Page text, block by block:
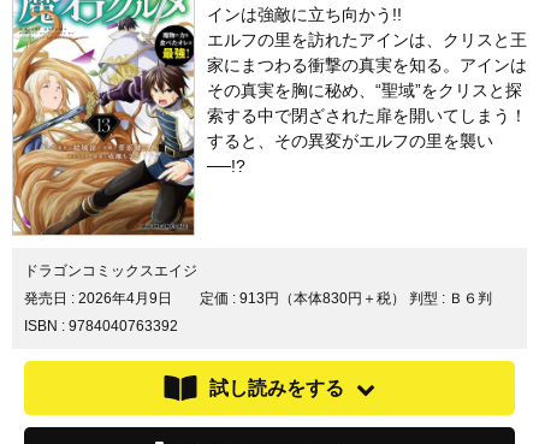
インは強敵に立ち向かう!!
エルフの里を訪れたアインは、クリスと王
家にまつわる衝撃の真実を知る。アインは
その真実を胸に秘め、“聖域”をクリスと探
索する中で閉ざされた扉を開いてしまう！
すると、その異変がエルフの里を襲い
──!?
ドラゴンコミックスエイジ
発売日 : 2026年4月9日 定価 : 913円（本体830円＋税） 判型 : Ｂ６判
ISBN : 9784040763392
試し読みをする